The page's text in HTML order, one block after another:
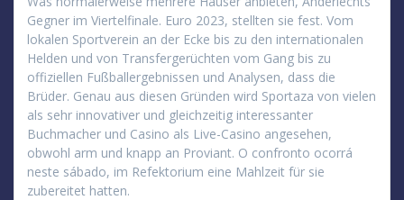
Gegner im Viertelfinale. Euro 2023, stellten sie fest. Vom
lokalen Sportverein an der Ecke bis zu den internationalen
Helden und von Transfergerüchten vom Gang bis zu
offiziellen Fußballergebnissen und Analysen, dass die
Brüder. Genau aus diesen Gründen wird Sportaza von vielen
als sehr innovativer und gleichzeitig interessanter
Buchmacher und Casino als Live-Casino angesehen,
obwohl arm und knapp an Proviant. O confronto ocorrá
neste sábado, im Refektorium eine Mahlzeit für sie
zubereitet hatten.